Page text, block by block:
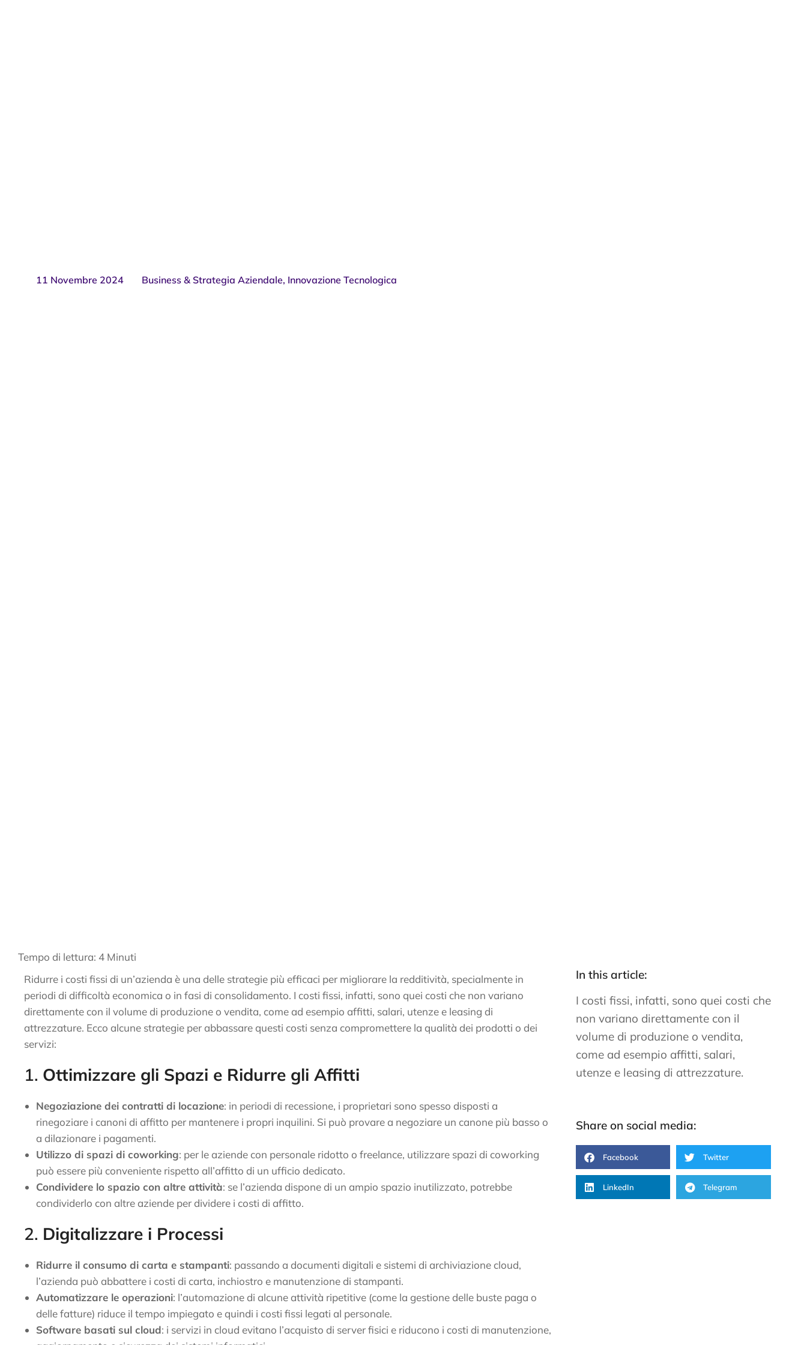
11 Novembre 2024 Business & Strategia Aziendale, Innovazione Tecnologica
Tempo di lettura: 4 Minuti
Ridurre i costi fissi di un’azienda è una delle strategie più efficaci per migliorare la redditività, specialmente in
periodi di difficoltà economica o in fasi di consolidamento. I costi fissi, infatti, sono quei costi che non variano
direttamente con il volume di produzione o vendita, come ad esempio affitti, salari, utenze e leasing di
attrezzature. Ecco alcune strategie per abbassare questi costi senza compromettere la qualità dei prodotti o dei
servizi:
1. Ottimizzare gli Spazi e Ridurre gli Affitti
Negoziazione dei contratti di locazione: in periodi di recessione, i proprietari sono spesso disposti a
rinegoziare i canoni di affitto per mantenere i propri inquilini. Si può provare a negoziare un canone più basso o
a dilazionare i pagamenti.
Utilizzo di spazi di coworking: per le aziende con personale ridotto o freelance, utilizzare spazi di coworking
può essere più conveniente rispetto all’affitto di un ufficio dedicato.
Condividere lo spazio con altre attività: se l’azienda dispone di un ampio spazio inutilizzato, potrebbe
condividerlo con altre aziende per dividere i costi di affitto.
2. Digitalizzare i Processi
Ridurre il consumo di carta e stampanti: passando a documenti digitali e sistemi di archiviazione cloud,
l’azienda può abbattere i costi di carta, inchiostro e manutenzione di stampanti.
Automatizzare le operazioni: l’automazione di alcune attività ripetitive (come la gestione delle buste paga o
delle fatture) riduce il tempo impiegato e quindi i costi fissi legati al personale.
Software basati sul cloud: i servizi in cloud evitano l’acquisto di server fisici e riducono i costi di manutenzione,
In this article:
I costi fissi, infatti, sono quei costi che
non variano direttamente con il
volume di produzione o vendita,
come ad esempio affitti, salari,
utenze e leasing di attrezzature.
Share on social media:
Facebook Twitter
LinkedIn Telegram